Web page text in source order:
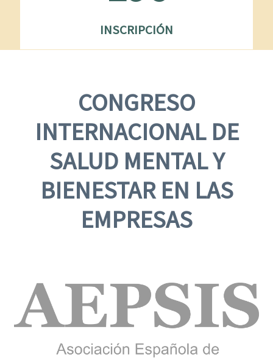
INSCRIPCIÓN
CONGRESO
INTERNACIONAL DE
SALUD MENTAL Y
BIENESTAR EN LAS
EMPRESAS